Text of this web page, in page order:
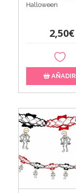
Halloween
2,50€
AÑADIR